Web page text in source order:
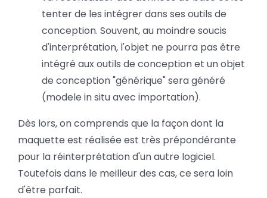
tenter de les intégrer dans ses outils de
conception. Souvent, au moindre soucis
d'interprétation, l'objet ne pourra pas être
intégré aux outils de conception et un objet
de conception "générique" sera généré
(modele in situ avec importation).
Dès lors, on comprends que la façon dont la
maquette est réalisée est très prépondérante
pour la réinterprétation d'un autre logiciel.
Toutefois dans le meilleur des cas, ce sera loin
d'être parfait.